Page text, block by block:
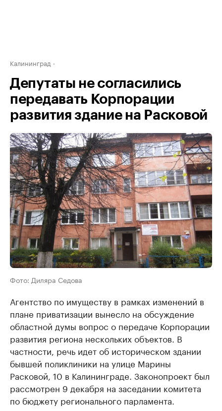
Калининград
Депутаты не согласились
передавать Корпорации
развития здание на Расковой
Фото: Диляра Седова
Агентство по имуществу в рамках изменений в
плане приватизации вынесло на обсуждение
областной думы вопрос о передаче Корпорации
развития региона нескольких объектов. В
частности, речь идет об историческом здании
бывшей поликлиники на улице Марины
Расковой, 10 в Калининграде. Законопроект был
рассмотрен 9 декабря на заседании комитета
по бюджету регионального парламента.